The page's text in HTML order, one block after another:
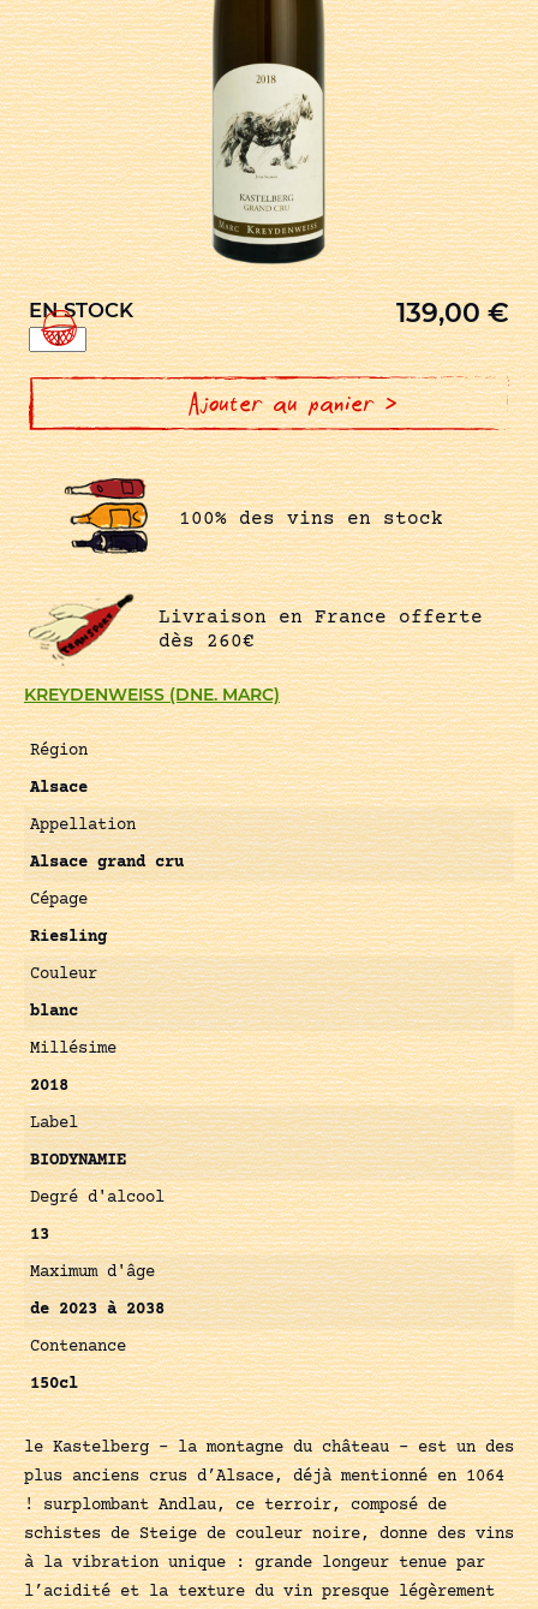
KREYDENWEISS (DNE. MARC)
Région
Alsace
Appellation
Alsace grand cru
Cépage
Riesling
Couleur
blanc
Millésime
2018
Label
BIODYNAMIE
Degré d'alcool
13
Maximum d'âge
de 2023 à 2038
Contenance
150cl
le Kastelberg – la montagne du château – est un des
plus anciens crus d’Alsace, déjà mentionné en 1064
! surplombant Andlau, ce terroir, composé de
schistes de Steige de couleur noire, donne des vins
à la vibration unique : grande longeur tenue par
l’acidité et la texture du vin presque légèrement
EN STOCK 139,00€
quantité
de
RIESLING
KASTELBERG
MAGNUM Ajouter au panier >
100% des vins en stock
Livraison en France offerte
dès 260€